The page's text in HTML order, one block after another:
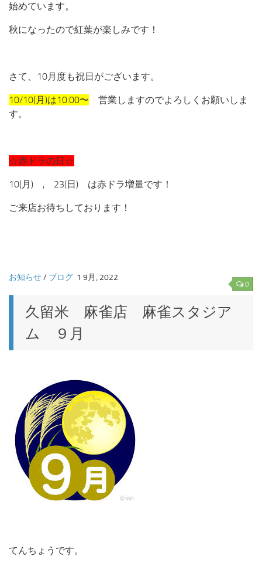
始めています。
秋になったので紅葉が楽しみです！
さて、10月度も祝日がございます。
10/10(月)は10:00〜 営業しますのでよろしくお願いしま
す。
☆赤ドラの日☆
10(月) , 23(日) は赤ドラ増量です！
ご来店お待ちしております！
0
お知らせ/ ブログ 1 9月, 2022
久留米 麻雀店 麻雀スタジア
ム ９月
てんちょうです。